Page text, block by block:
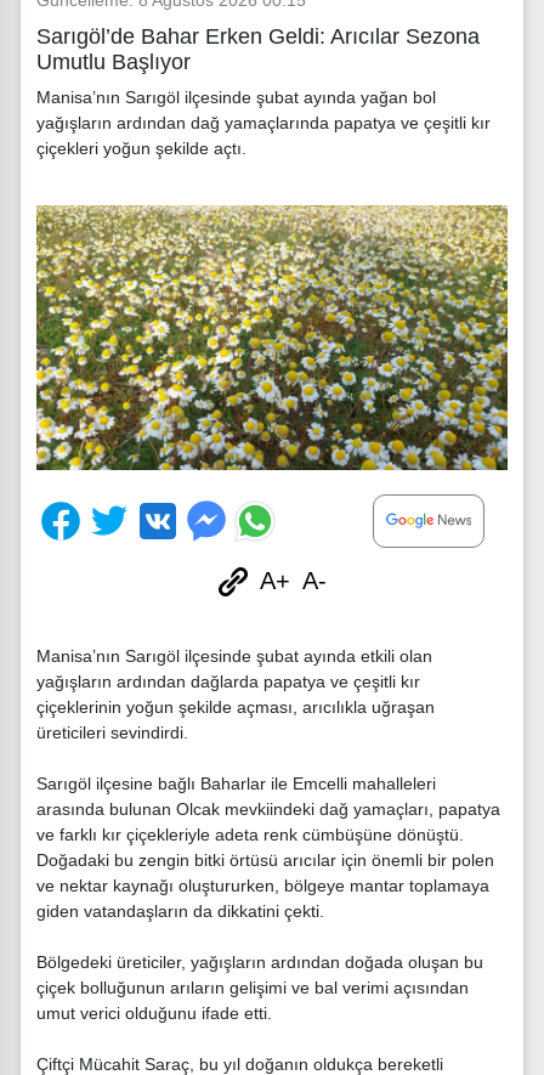
Sarıgöl’de Bahar Erken Geldi: Arıcılar Sezona
Umutlu Başlıyor
Manisa’nın Sarıgöl ilçesinde şubat ayında yağan bol
yağışların ardından dağ yamaçlarında papatya ve çeşitli kır
çiçekleri yoğun şekilde açtı.
A+ A-
Manisa’nın Sarıgöl ilçesinde şubat ayında etkili olan
yağışların ardından dağlarda papatya ve çeşitli kır
çiçeklerinin yoğun şekilde açması, arıcılıkla uğraşan
üreticileri sevindirdi.
Sarıgöl ilçesine bağlı Baharlar ile Emcelli mahalleleri
arasında bulunan Olcak mevkiindeki dağ yamaçları, papatya
ve farklı kır çiçekleriyle adeta renk cümbüşüne dönüştü.
Doğadaki bu zengin bitki örtüsü arıcılar için önemli bir polen
ve nektar kaynağı oluştururken, bölgeye mantar toplamaya
giden vatandaşların da dikkatini çekti.
Bölgedeki üreticiler, yağışların ardından doğada oluşan bu
çiçek bolluğunun arıların gelişimi ve bal verimi açısından
umut verici olduğunu ifade etti.
Çiftçi Mücahit Saraç, bu yıl doğanın oldukça bereketli